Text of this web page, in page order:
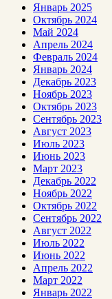
Январь 2025
Октябрь 2024
Май 2024
Апрель 2024
Февраль 2024
Январь 2024
Декабрь 2023
Ноябрь 2023
Октябрь 2023
Сентябрь 2023
Август 2023
Июль 2023
Июнь 2023
Март 2023
Декабрь 2022
Ноябрь 2022
Октябрь 2022
Сентябрь 2022
Август 2022
Июль 2022
Июнь 2022
Апрель 2022
Март 2022
Январь 2022